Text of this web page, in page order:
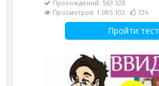
Прохождений: 563 328
Просмотров: 1 085 102
726
Пройти тест